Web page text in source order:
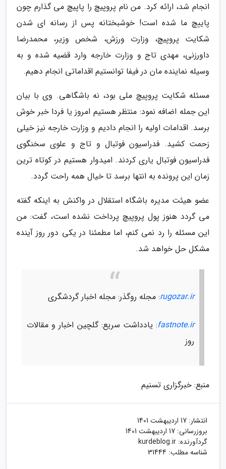
انجام شد، ارائه کرد. من نام پروپیچ را پاپیچ می گذارم چون
پاییچ ما شده است! خوشبختانه پس از رسانه ای شدن
شکایت پروپیچ، وزارت ورزش، شخص وزیر، محمدرضا
داورزنی، مهدی تاج و وزارت خارجه وارد قضیه شده و به
وسیله نماینده مان در فیفا توانستیم اقداماتی انجام دهیم.
مسئله شکایت پروپیچ ملی بود، نه باشگاهی. وی با بیان
این جمله اضافه نمود: منتظر هستیم امروز یا فردا خبر خوش
برسد. اقدامات اولیه را انجام دادیم و وزارت خارجه نیز خیلی
زحمت کشید. فدراسیون فوتبال و تاج و علوی سخنگوی
فدراسیون فوتبال یاری کردند. امیدوار هستیم در کوتاه ترین
زمان این پرونده به انتها برسد تا خیال همه راحت گردد.
عضو هیئت مدیره باشگاه استقلال در واکنش به اینکه گفته
می گردد هنوز پول پروپیچ پرداخت نشده است، گفت: من
این مسئله را رد نمی کنم، اما مطمئنا در یکی دور روز آینده
مشکل حل خواهد شد.
rugozar.ir: مجله روگذر: مجله اخبار گردشگری
fastnote.ir: یادداشت سریع: گلچین اخبار و مقالات
روز
منبع: خبرگزاری تسنیم
انتشار: 17 اردیبهشت 1401
بروزرسانی: 17 اردیبهشت 1401
گردآورنده: kurdeblog.ir
شناسه مطلب: 31444